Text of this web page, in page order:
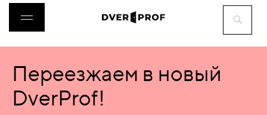
ДВЕРИ
ФУРНИТУРА
Переезжаем в новый
DverProf!